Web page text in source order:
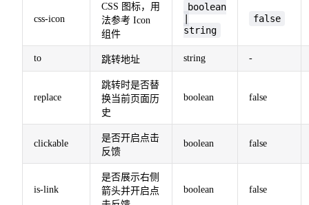
css-icon
CSS 图标，用
法参考 Icon
组件
boolean
|
string
false
to 跳转地址 string -
replace
跳转时是否替
换当前页面历
史
boolean false
clickable
是否开启点击
反馈
boolean false
is-link
是否展示右侧
箭头并开启点
boolean false